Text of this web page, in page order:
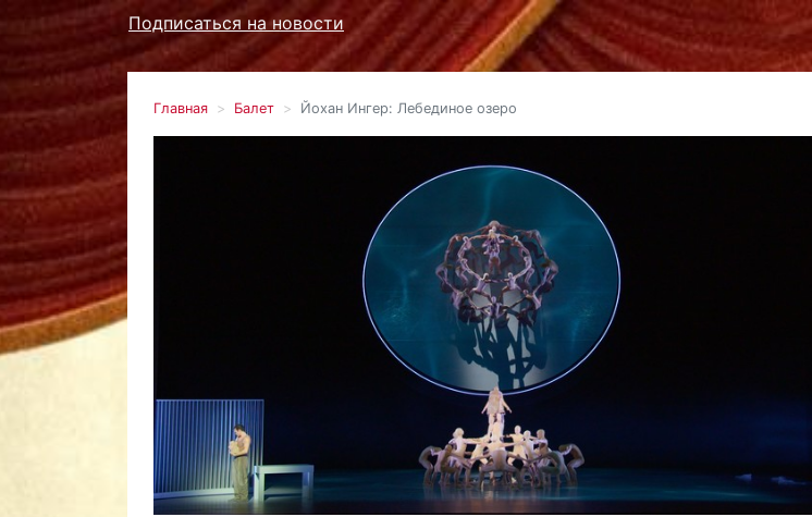
Подписаться на новости
Главная Балет Йохан Ингер: Лебединое озеро